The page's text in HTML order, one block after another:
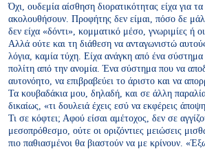
Όχι, ουδεμία αίσθηση διορατικότητας είχα για
ακολουθήσουν. Προφήτης δεν είμαι, πόσο δε
δεν είχα «δόντι», κομματικό μέσο, γνωριμίες ή
Αλλά ούτε και τη διάθεση να ανταγωνιστώ
λόγια, καμία τύχη. Είχα ανάγκη από ένα
πολίτη από την ανομία. Ένα σύστημα που να
αυτονόητο, να επιβραβεύει το άριστο και να
Τα κουβαδάκια μου, δηλαδή, και σε άλλη
δικαίως, «τι δουλειά έχεις εσύ να εκφέρεις
Τι σε κόφτει; Αφού είσαι αμέτοχος, δεν σε
μεσοπρόθεσμο, ούτε οι οριζόντιες μειώσεις
πιο παθιασμένοι θα βιαστούν να με κρίνουν.